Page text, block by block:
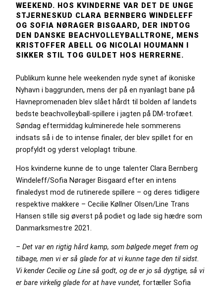
WEEKEND. HOS KVINDERNE VAR DET DE UNGE
STJERNESKUD CLARA BERNBERG WINDELEFF
OG SOFIA NØRAGER BISGAARD, DER INDTOG
DEN DANSKE BEACHVOLLEYBALLTRONE, MENS
KRISTOFFER ABELL OG NICOLAI HOUMANN I
SIKKER STIL TOG GULDET HOS HERRERNE.
Publikum kunne hele weekenden nyde synet af ikoniske
Nyhavn i baggrunden, mens der på en nyanlagt bane på
Havnepromenaden blev slået hårdt til bolden af landets
bedste beachvolleyball-spillere i jagten på DM-trofæet.
Søndag eftermiddag kulminerede hele sommerens
indsats så i de to intense finaler, der blev spillet for en
propfyldt og yderst veloplagt tribune.
Hos kvinderne kunne de to unge talenter Clara Bernberg
Windeleff/Sofia Nørager Bisgaard efter en intens
finaledyst mod de rutinerede spillere – og deres tidligere
respektive makkere – Cecilie Køllner Olsen/Line Trans
Hansen stille sig øverst på podiet og lade sig hædre som
Danmarksmestre 2021.
– Det var en rigtig hård kamp, som bølgede meget frem og
tilbage, men vi er så glade for at vi kunne tage den til sidst.
Vi kender Cecilie og Line så godt, og de er jo så dygtige, så vi
er bare virkelig glade for at have vundet, fortæller Sofia